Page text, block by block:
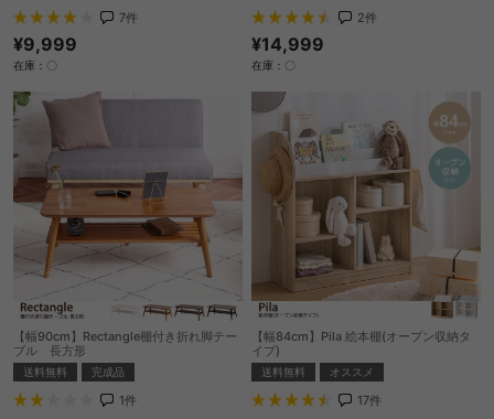
7件
¥9,999
在庫：〇
2件
¥14,999
在庫：〇
【幅90cm】Rectangle棚付き折れ脚テー
ブル 長方形
送料無料 完成品
1件
【幅84cm】Pila 絵本棚(オープン収納タ
イプ)
送料無料 オススメ
17件